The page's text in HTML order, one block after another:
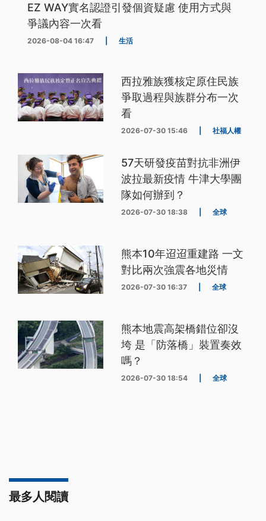
EZ WAY實名認證引發個資疑慮 使用方式與
爭議內容一次看
2026-08-04 16:47 生活
西拉雅族獲核定原住民族
爭取過程與族群分布一次
看
2026-07-30 15:46 社福人權
57天研發疫苗對抗非洲伊
波拉最新疫情 牛津大學團
隊如何辦到？
2026-07-30 18:38 全球
熊本10年迢迢重建路 一文
對比兩次強震各地災情
2026-07-30 16:37 全球
熊本地震高架橋錯位卻沒
垮 是「防落橋」裝置奏效
嗎？
2026-07-30 18:54 全球
最多人閱讀